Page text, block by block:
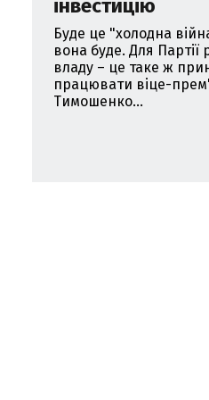
інвестицію
Буде це "холодна
вона буде. Для Партії
владу – це таке ж
працювати віце-
Тимошенко...